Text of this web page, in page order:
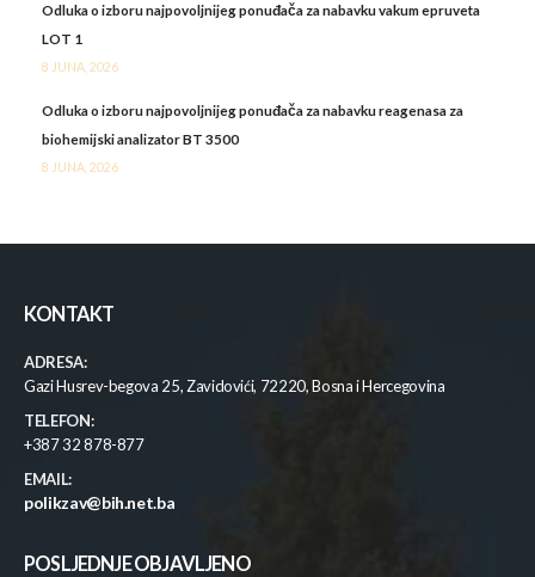
Odluka o izboru najpovoljnijeg ponuđača za nabavku vakum epruveta
LOT 1
8 JUNA, 2026
Odluka o izboru najpovoljnijeg ponuđača za nabavku reagenasa za
biohemijski analizator BT 3500
8 JUNA, 2026
KONTAKT
ADRESA:
Gazi Husrev-begova 25, Zavidovići, 72220, Bosna i Hercegovina
TELEFON:
+387 32 878-877
EMAIL:
polikzav@bih.net.ba
POSLJEDNJE OBJAVLJENO